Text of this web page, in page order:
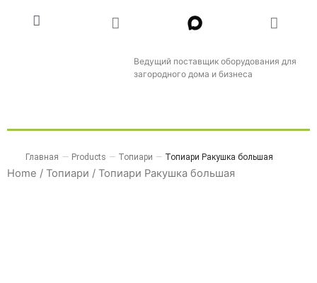
Ведущий поставщик оборудования для
загородного дома и бизнеса
Главная — Products — Топиари — Топиари Ракушка большая
Home / Топиари / Топиари Ракушка большая